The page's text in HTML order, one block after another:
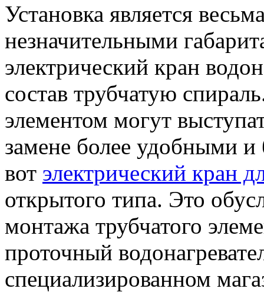
Установка является
незначительными
электрический кран
состав трубчатую
элементом могут
замене более удобными
вот электрический кран
открытого типа. Это
монтажа трубчатого
проточный
специализированном